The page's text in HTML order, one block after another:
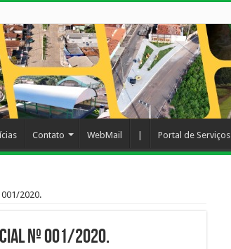
Contato WebMail Portal de Serviços
001/2020.
Nº 001/2020.